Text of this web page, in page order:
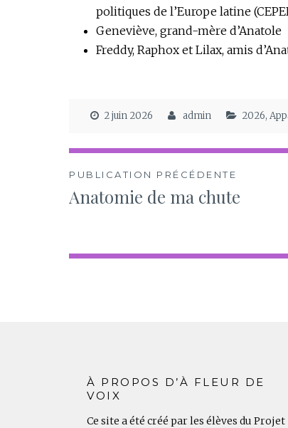
politiques de l’Europe latine
Geneviève, grand-mère d’Anatole
Freddy, Raphox et Lilax, amis
2 juin 2026 admin 2026,
Navigation
l’article
PUBLICATION PRÉCÉDENTE
Anatomie de ma chute
À PROPOS D’À FLEUR DE
VOIX
Ce site a été créé par les élèves du Projet